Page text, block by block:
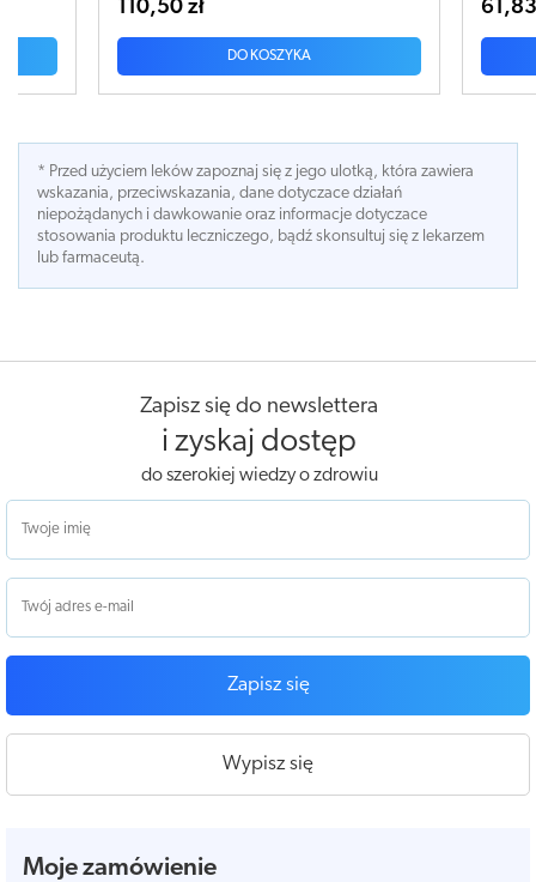
* Przed użyciem leków zapoznaj się z jego ulotką, która zawiera
wskazania, przeciwskazania, dane dotyczace działań
niepożądanych i dawkowanie oraz informacje dotyczace
stosowania produktu leczniczego, bądź skonsultuj się z lekarzem
lub farmaceutą.
Zapisz się do newslettera
i zyskaj dostęp
do szerokiej wiedzy o zdrowiu
Zapisz się
Wypisz się
Moje zamówienie